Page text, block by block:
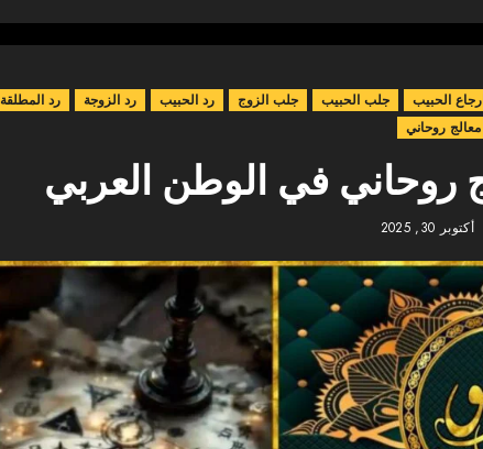
الحبيب جلب الحبيب جلب الزوج رد الحبيب رد الزوجة رد المطلقة
معالج روحاني
روحاني في الوطن العربي
أكتوبر 30, 2025